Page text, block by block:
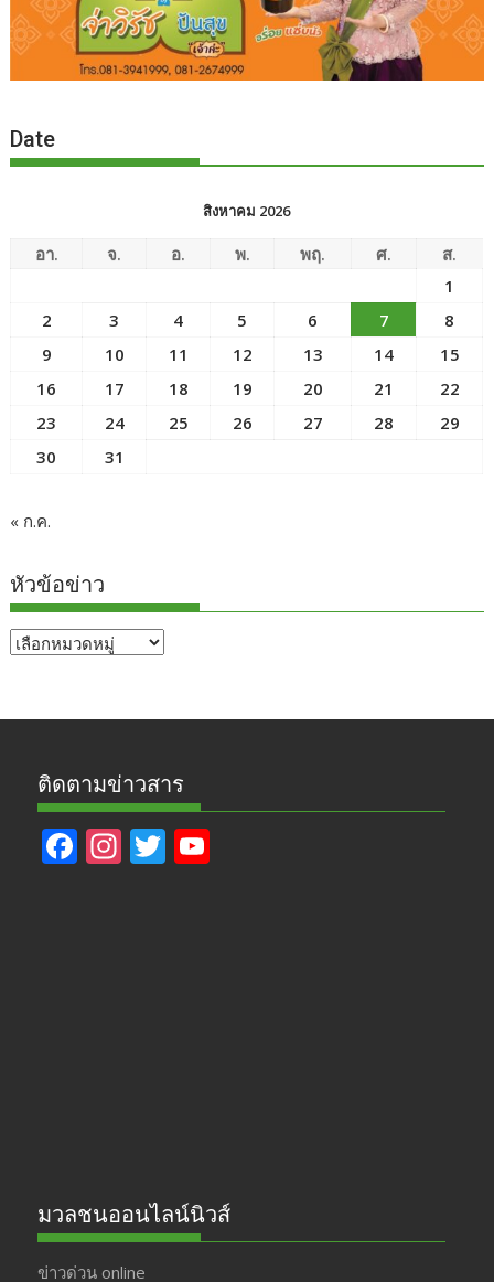
Date
สิงหาคม 2026
อา. จ. อ. พ. พฤ. ศ.
ส.
1
2
3 4 5 6 7
8
9
10 11 12 13 14
15
16
17 18 19 20 21
22
23
24 25 26 27 28
29
30
31
« ก.ค.
หัวข้อข่าว
หัวข้อ
ติดตามข่าวสาร
F In T
มวลชนออนไลน์นิวส์
ข่าวด่วน online